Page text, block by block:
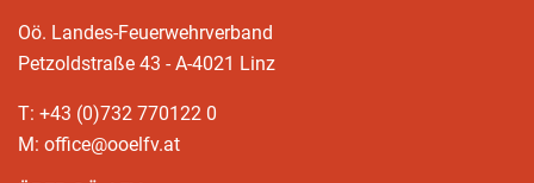
Oö. Landes-Feuerwehrverband
Petzoldstraße 43 - A-4021 Linz
T: +43 (0)732 770122 0
M: office@ooelfv.at